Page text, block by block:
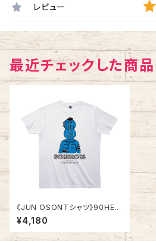
レビュー
最近チェックした商品
《JUN OSONＴシャツ》90HER
OES TJC050／ 【ジーンズ
マン】
¥4,180